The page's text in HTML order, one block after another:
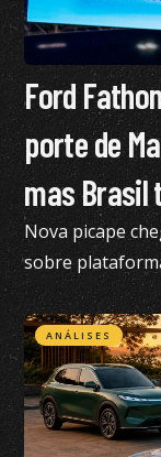
Ford
porte de
mas Brasil
Nova picape
sobre
está nos
ANÁLISES